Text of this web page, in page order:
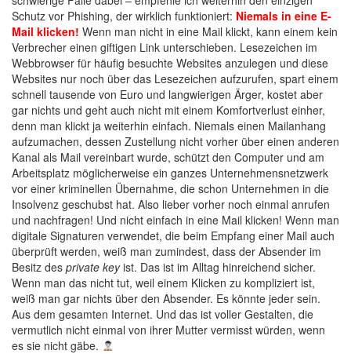
Schutz vor Phishing, der wirklich funktioniert: Niemals in eine E-
Mail klicken! Wenn man nicht in eine Mail klickt, kann einem kein
Verbrecher einen giftigen Link unterschieben. Lesezeichen im
Webbrowser für häufig besuchte Websites anzulegen und diese
Websites nur noch über das Lesezeichen aufzurufen, spart einem
schnell tausende von Euro und langwierigen Ärger, kostet aber
gar nichts und geht auch nicht mit einem Komfortverlust einher,
denn man klickt ja weiterhin einfach. Niemals einen Mailanhang
aufzumachen, dessen Zustellung nicht vorher über einen anderen
Kanal als Mail vereinbart wurde, schützt den Computer und am
Arbeitsplatz möglicherweise ein ganzes Unternehmensnetzwerk
vor einer kriminellen Übernahme, die schon Unternehmen in die
Insolvenz geschubst hat. Also lieber vorher noch einmal anrufen
und nachfragen! Und nicht einfach in eine Mail klicken! Wenn man
digitale Signaturen verwendet, die beim Empfang einer Mail auch
überprüft werden, weiß man zumindest, dass der Absender im
Besitz des private keyist. Das ist im Alltag hinreichend sicher.
Wenn man das nicht tut, weil einem Klicken zu kompliziert ist,
weiß man gar nichts über den Absender. Es könnte jeder sein.
Aus dem gesamten Internet. Und das ist voller Gestalten, die
vermutlich nicht einmal von ihrer Mutter vermisst würden, wenn
es sie nicht gäbe.